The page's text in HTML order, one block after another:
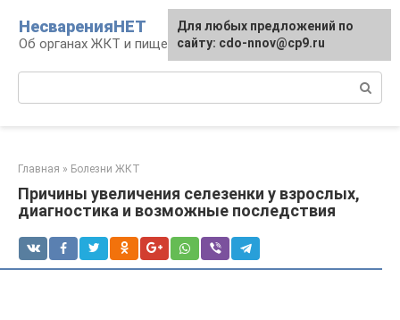
контенту
НесваренияНЕТ
Об органах ЖКТ и пищеварении
Главная » Болезни ЖКТ
Причины увеличения селезенки у взрослых,
диагностика и возможные последствия
Для любых предложений по
сайту: cdo-nnov@cp9.ru